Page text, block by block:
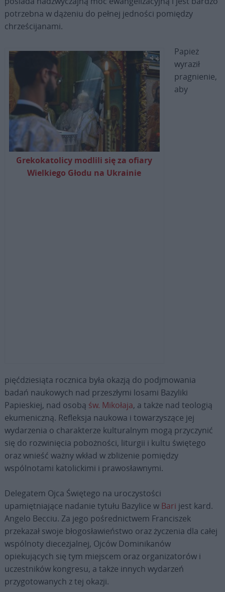
potrzebna w dążeniu do pełnej jedności pomiędzy
chrześcijanami.
Grekokatolicy modlili się za ofiary
Wielkiego Głodu na Ukrainie
Papież
wyraził
pragnienie,
aby
pięćdziesiąta rocznica była okazją do podjmowania
badań naukowych nad przeszłymi losami Bazyliki
Papieskiej, nad osobą św. Mikołaja, a także nad teologią
ekumeniczną. Refleksja naukowa i towarzyszące jej
wydarzenia o charakterze kulturalnym mogą przyczynić
się do rozwinięcia pobożności, liturgii i kultu świętego
oraz wnieść ważny wkład w zbliżenie pomiędzy
wspólnotami katolickimi i prawosławnymi.
Delegatem Ojca Świętego na uroczystości
upamiętniające nadanie tytułu Bazylice w Bari jest kard.
Angelo Becciu. Za jego pośrednictwem Franciszek
przekazał swoje błogosławieństwo oraz życzenia dla całej
wspólnoty diecezjalnej, Ojców Dominikanów
opiekujących się tym miejscem oraz organizatorów i
uczestników kongresu, a także innych wydarzeń
przygotowanych z tej okazji.